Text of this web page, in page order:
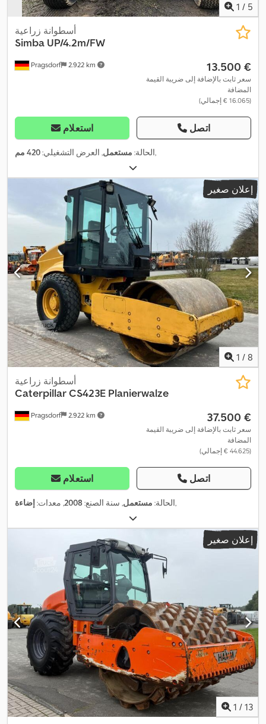
1 / 5
Pragsdorf 2.922 km
أسطوانة زراعية
Simba UP/4.2m/FW
‏13.500 €
سعر ثابت بالإضافة إلى ضريبة القيمة
المضافة
(‏16.065 € إجمالي)
استعلام اتصل
الحالة: مستعمل, العرض التشغيلي:420 مم ,
إعلان صغير
1 / 8
Pragsdorf 2.922 km
أسطوانة زراعية
CaterpillarCS423E Planierwalze
‏37.500 €
سعر ثابت بالإضافة إلى ضريبة القيمة
المضافة
(‏44.625 € إجمالي)
استعلام اتصل
الحالة: مستعمل, سنة الصنع:2008, معدات: إضاءة ,
إعلان صغير
1 / 13